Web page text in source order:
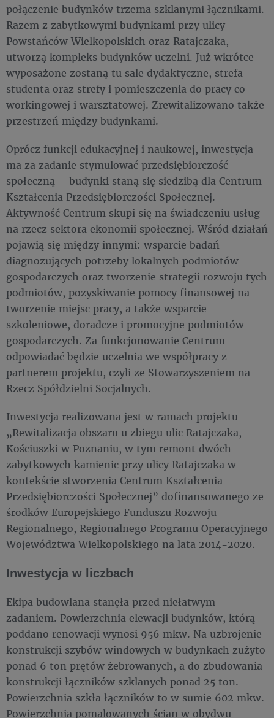
połączenie budynków trzema szklanymi łącznikami.
Razem z zabytkowymi budynkami przy ulicy
Powstańców Wielkopolskich oraz Ratajczaka,
utworzą kompleks budynków uczelni. Już wkrótce
wyposażone zostaną tu sale dydaktyczne, strefa
studenta oraz strefy i pomieszczenia do pracy co-
workingowej i warsztatowej. Zrewitalizowano także
przestrzeń między budynkami.
Oprócz funkcji edukacyjnej i naukowej, inwestycja
ma za zadanie stymulować przedsiębiorczość
społeczną – budynki staną się siedzibą dla Centrum
Kształcenia Przedsiębiorczości Społecznej.
Aktywność Centrum skupi się na świadczeniu usług
na rzecz sektora ekonomii społecznej. Wśród działań
pojawią się między innymi: wsparcie badań
diagnozujących potrzeby lokalnych podmiotów
gospodarczych oraz tworzenie strategii rozwoju tych
podmiotów, pozyskiwanie pomocy finansowej na
tworzenie miejsc pracy, a także wsparcie
szkoleniowe, doradcze i promocyjne podmiotów
gospodarczych. Za funkcjonowanie Centrum
odpowiadać będzie uczelnia we współpracy z
partnerem projektu, czyli ze Stowarzyszeniem na
Rzecz Spółdzielni Socjalnych.
Inwestycja realizowana jest w ramach projektu
„Rewitalizacja obszaru u zbiegu ulic Ratajczaka,
Kościuszki w Poznaniu, w tym remont dwóch
zabytkowych kamienic przy ulicy Ratajczaka w
kontekście stworzenia Centrum Kształcenia
Przedsiębiorczości Społecznej” dofinansowanego ze
środków Europejskiego Funduszu Rozwoju
Regionalnego, Regionalnego Programu Operacyjnego
Województwa Wielkopolskiego na lata 2014-2020.
Inwestycja w liczbach
Ekipa budowlana stanęła przed niełatwym
zadaniem. Powierzchnia elewacji budynków, którą
poddano renowacji wynosi 956 mkw. Na uzbrojenie
konstrukcji szybów windowych w budynkach zużyto
ponad 6 ton prętów żebrowanych, a do zbudowania
konstrukcji łączników szklanych ponad 25 ton.
Powierzchnia szkła łączników to w sumie 602 mkw.
Powierzchnia pomalowanych ścian w obydwu